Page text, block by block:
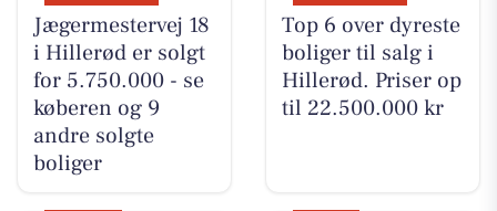
Jægermestervej 18
i Hillerød er solgt
for 5.750.000 - se
køberen og 9
andre solgte
boliger
Top 6 over dyreste
boliger til salg i
Hillerød. Priser op
til 22.500.000 kr